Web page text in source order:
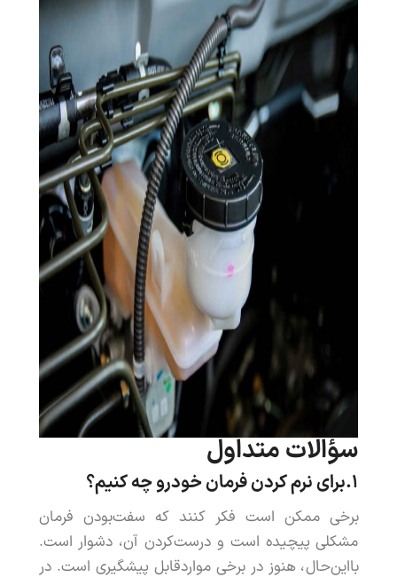
سؤالاتمتداول
۱. براینرمکردنفرمانخودروچهکنیم؟
برخی ممکن است فکر کنند که سفتبودن فرمان
مشکلی پیچیده است و درستکردن آن، دشوار است.
بااینحال، هنوز در برخی مواردقابل پیشگیری است.در